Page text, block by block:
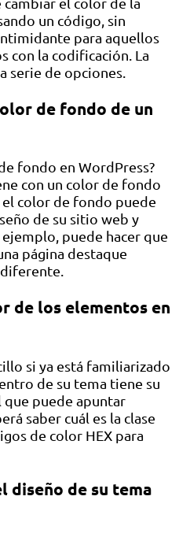
un código, sin
para aquellos
con la codificación. La
serie de opciones.
de fondo de un
fondo en WordPress?
con un color de fondo
color de fondo puede
de su sitio web y
puede hacer que
página destaque
de los elementos en
si ya está familiarizado
de su tema tiene su
que puede apuntar
saber cuál es la clase
de color HEX para
diseño de su tema